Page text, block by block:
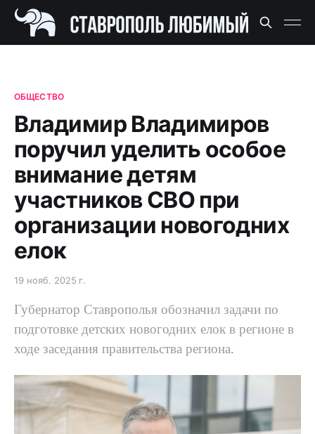
ОБЩЕСТВО
Владимир Владимиров
поручил уделить особое
внимание детям
участников СВО при
организации новогодних
елок
19 нояб. 2025 г.
Губернатор Ставрополья обозначил задачи по
подготовке детских новогодних елок в регионе в
ходе заседания правительства региона.